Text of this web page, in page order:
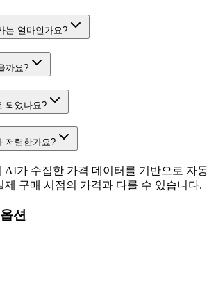
는 얼마인가요?
까요?
되었나요?
저렴한가요?
AI가 수집한 가격 데이터를 기반으로 자동
제 구매 시점의 가격과 다를 수 있습니다.
션